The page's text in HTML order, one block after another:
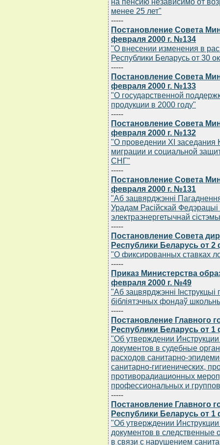
менее 25 лет"
-----
Постановление Совета
февраля 2000 г. №134
"О внесении изменения в
Республики Беларусь от 30
-----
Постановление Совета
февраля 2000 г. №133
"О государственной
продукции в 2000 году"
-----
Постановление Совета
февраля 2000 г. №132
"О проведении XI заседания
миграции и социальной
СНГ"
-----
Постановление Совета
февраля 2000 г. №131
"Аб зацвярджэннi
Урадам Расiйскай Федэрацыi
электраэнергетычнай
-----
Постановление Совета
Республики Беларусь от 2
"О фиксированных ставках
-----
Приказ Министерства
февраля 2000 г. №49
"Аб зацвярджэннi
бiблiятэчных фондаў
-----
Постановление Главного
Республики Беларусь от 1
"Об утверждении
документов в судебные
расходов санитарно-
санитарно-гигиенических,
противорадиационных
профессиональных и
-----
Постановление Главного
Республики Беларусь от 1
"Об утверждении
документов в следственные
в связи с нарушением